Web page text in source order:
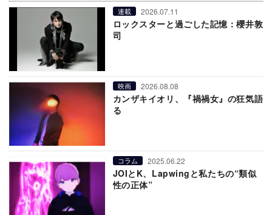
連載 2026.07.11
ロックスターと過ごした記憶：櫻井敦
司
映画 2026.08.08
カンザキイオリ、『禍禍女』の狂気語
る
コラム 2025.06.22
JOIとK、Lapwingと私たちの“類似
性の正体”